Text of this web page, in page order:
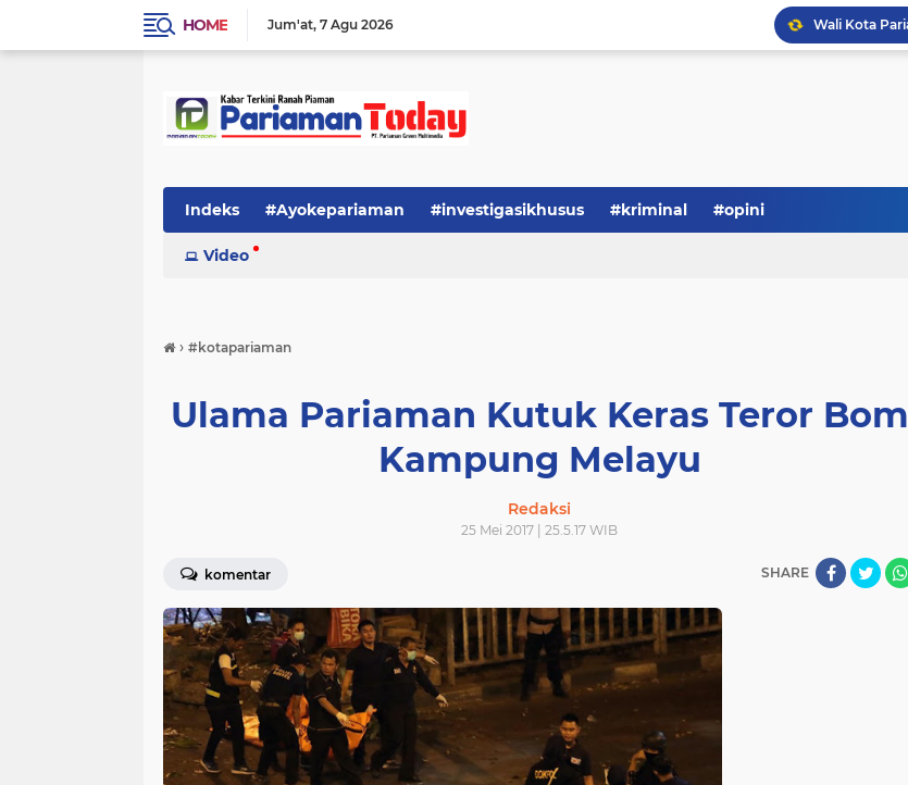
HOME Jum'at 7 Agu 2026
Indeks #Ayokepariaman #investigasikhusus #kriminal #opini
Video
› #kotapariaman
Ulama Pariaman Kutuk Keras Teror Bom
Kampung Melayu
Redaksi
25 Mei 2017 | 25.5.17 WIB
komentar SHARE